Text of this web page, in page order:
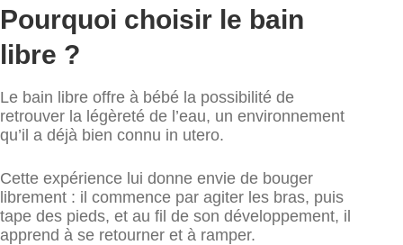
Pourquoi choisir le bain
libre ?
Le bain libre offre à bébé la possibilité de
retrouver la légèreté de l’eau, un environnement
qu’il a déjà bien connu in utero.
Cette expérience lui donne envie de bouger
librement : il commence par agiter les bras, puis
tape des pieds, et au fil de son développement, il
apprend à se retourner et à ramper.